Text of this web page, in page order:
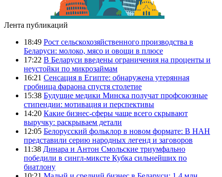
Лента публикаций
18:49 Рост сельскохозяйственного производства в
Беларуси: молоко, мясо и овощи в плюсе
17:22 В Беларуси введены ограничения на проценты и
неустойки по микрозаймам
16:21 Сенсация в Египте: обнаружена утерянная
гробница фараона спустя столетие
15:38 Будущие медики Минска получат профсоюзные
стипендии: мотивация и перспективы
14:20 Какие бизнес-сферы чаще всего скрывают
выручку: раскрываем детали
12:05 Белорусский фольклор в новом формате: В НАН
представили серию народных легенд и заговоров
11:38 Динара и Антон Смольские триумфально
победили в сингл-миксте Кубка сильнейших по
биатлону